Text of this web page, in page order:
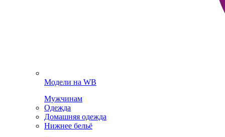
Модели на WB
Мужчинам
Одежда
Домашняя одежда
Нижнее бельё